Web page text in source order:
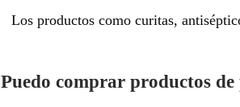
Los productos como curitas,
¿Puedo comprar productos